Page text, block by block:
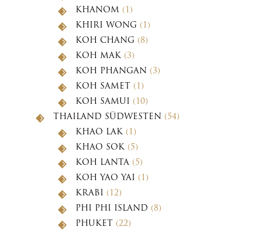
KHANOM (1)
KHIRI WONG (1)
KOH CHANG (8)
KOH MAK(3)
KOH PHANGAN (3)
KOH SAMET (1)
KOH SAMUI (10)
THAILAND SÜDWESTEN (54)
KHAO LAK(1)
KHAO SOK(5)
KOH LANTA (5)
KOH YAO YAI (1)
KRABI (12)
PHI PHI ISLAND (8)
PHUKET (22)